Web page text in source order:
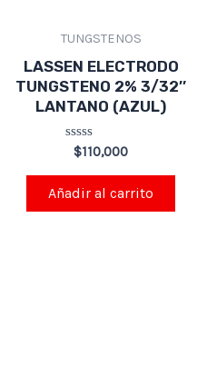
TUNGSTENOS
LASSEN ELECTRODO
TUNGSTENO 2% 3/32″
LANTANO (AZUL)
Valorado
en
0
de
5
$110,000
Añadir al carrito